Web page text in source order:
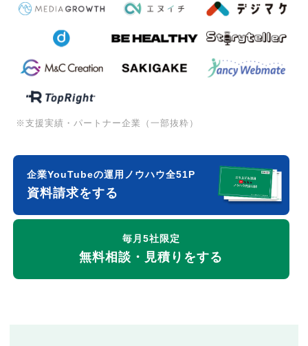
※支援実績・パートナー企業（一部抜粋）
企業YouTubeの運用ノウハウ全51P
資料請求をする
毎月5社限定
無料相談・見積りをする